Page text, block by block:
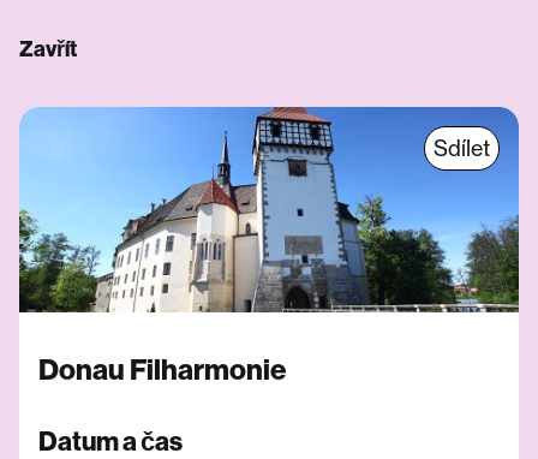
Zavřít
Sdílet
Donau Filharmonie
Datum a čas